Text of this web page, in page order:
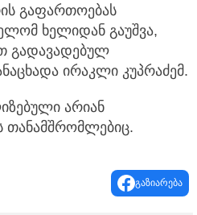
გაფართოებას
ხელიდან გაუშვა,
გადავადებულ
ირაკლი კუპრაძემ.
არიან
გაზიარება